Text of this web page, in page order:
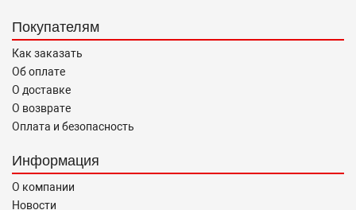
Покупателям
Как заказать
Об оплате
О доставке
О возврате
Оплата и безопасность
Информация
О компании
Новости